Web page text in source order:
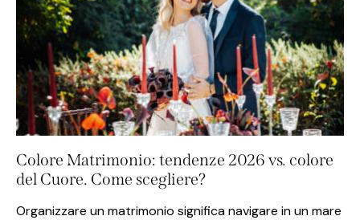
Colore Matrimonio: tendenze 2026 vs. colore
del Cuore. Come scegliere?
Organizzare un matrimonio significa navigare in un mare